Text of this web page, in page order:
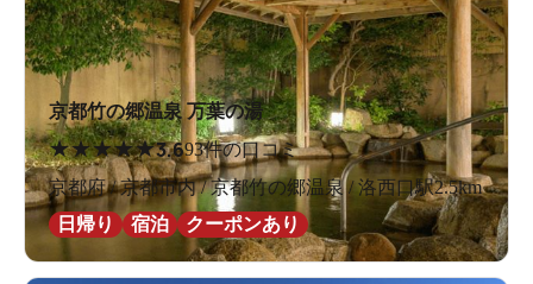
京都竹の郷温泉 万葉の湯
★★★★★3.693件の口コミ
京都府 / 京都市内 / 京都竹の郷温泉 / 洛西口駅2.5km
日帰り
宿泊 クーポンあり